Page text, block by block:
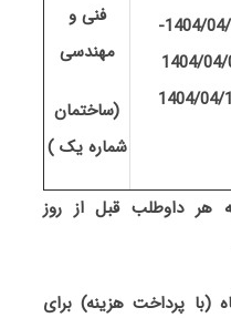
1404/04/08-
1404/
فنی و
مهندسی
(ساختمان
شماره یک )
هر داوطلب قبل از روز
(با پرداخت هزینه) برای